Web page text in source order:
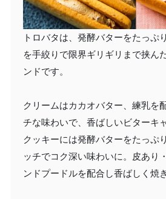
トロバタは、発酵バターをたっぷ
を手絞りで限界ギリギリまで挟ん
ンドです。
クリームはカカオバター、練乳を
チな味わいで、香ばしいビターキ
クッキーには発酵バターをたっぷ
ッチでコク深い味わいに。皮あり
ンドプードルを配合し香ばしく焼